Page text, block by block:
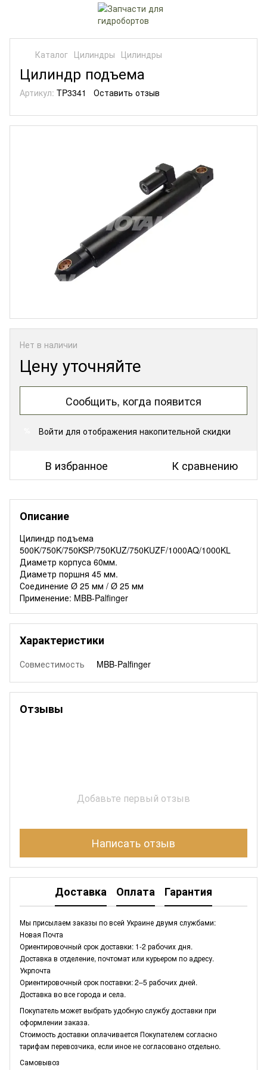
Каталог Цилиндры Цилиндры
Цилиндр подъема
Артикул: TP3341 Оставить отзыв
Нет в наличии
Цену уточняйте
Сообщить, когда появится
Войти для отображения накопительной скидки
В избранное К сравнению
Описание
Цилиндр подъема
500K/750K/750KSP/750KUZ/750KUZF/1000AQ/1000KL
Диаметр корпуса 60мм.
Диаметр поршня 45 мм.
Соединение Ø 25 мм / Ø 25 мм
Применение: MBB-Palfinger
Характеристики
Совместимость MBB-Palfinger
Отзывы
Добавьте первый отзыв
Написать отзыв
Доставка Оплата Гарантия
Мы присылаем заказы по всей Украине двумя службами:
Новая Почта
Ориентировочный срок доставки: 1-2 рабочих дня.
Доставка в отделение, почтомат или курьером по адресу.
Укрпочта
Ориентировочный срок поставки: 2–5 рабочих дней.
Доставка во все города и села.
Покупатель может выбрать удобную службу доставки при
оформлении заказа.
Стоимость доставки оплачивается Покупателем согласно
тарифам перевозчика, если иное не согласовано отдельно.
Самовывоз